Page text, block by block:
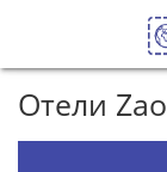
Отели